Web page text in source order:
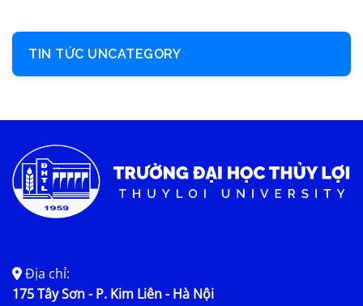
TIN TỨC UNCATEGORY
Địa chỉ:
175 Tây Sơn - P. Kim Liên - Hà Nội